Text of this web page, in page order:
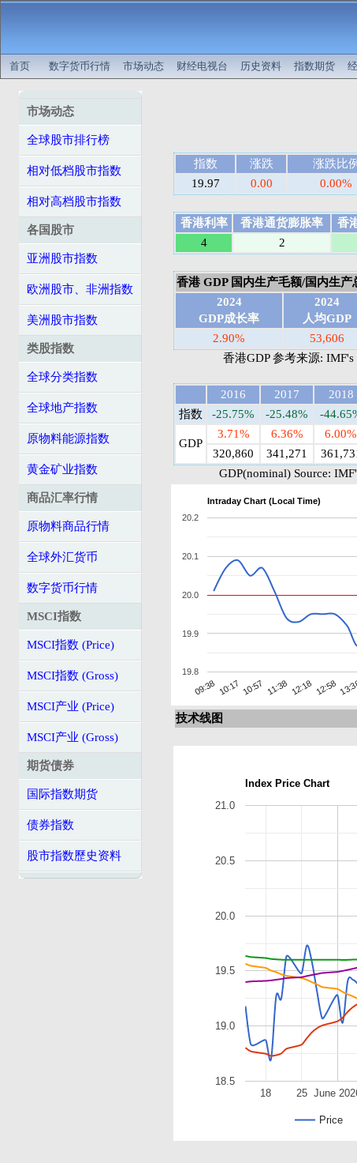
首页 数字货币行情 市场动态 财经电视台 历史资料 指数期货
市场动态
全球股市排行榜
相对低档股市指数
相对高档股市指数
各国股市
亚洲股市指数
欧洲股市、非洲指数
美洲股市指数
类股指数
全球分类指数
全球地产指数
原物料能源指数
黄金矿业指数
商品汇率行情
原物料商品行情
全球外汇货币
数字货币行情
MSCI指数
MSCI指数 (Price)
MSCI指数 (Gross)
MSCI产业 (Price)
MSCI产业 (Gross)
期货债券
国际指数期货
债券指数
股市指数歷史资料
指数 涨跌 涨跌比例
19.97
0.00 0.00%
香港利率 香港通货膨胀率 香
4
2
香港 GDP 国内生产毛额/国内生产
2024
GDP成长率
2024
人均GDP
2.90%
53,606
香港GDP 参考来源:
2016 2017 2018
指数
-25.75% -25.48% -
GDP
3.71% 6.36% 6.00%
320,860
341,271
GDP(nominal) Source:
Intraday Chart (Local Time)
09:38 10:17 10:57 11:38 12:18 12:58
19.8
19.9
20.0
20.1
20.2
技术线图
Index Price Chart
Price
June
18 25
18.5
19.0
19.5
20.0
20.5
21.0